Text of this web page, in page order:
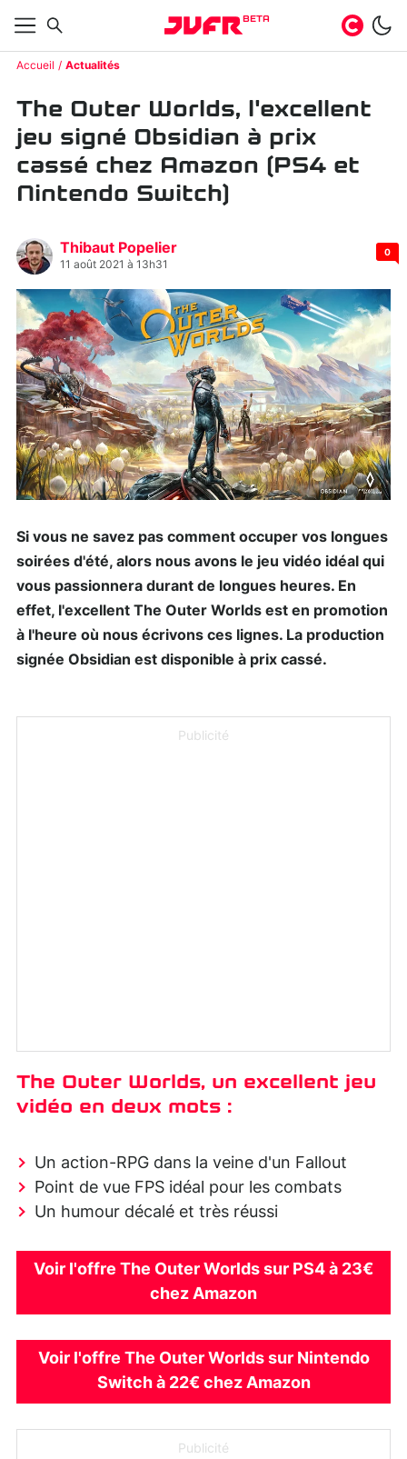
BETA
Accueil Actualités
The Outer Worlds, l'excellent
jeu signé Obsidian à prix
cassé chez Amazon (PS4 et
Nintendo Switch)
Thibaut Popelier
11 août 2021 à 13h31
0
Si vous ne savez pas comment occuper vos longues
soirées d'été, alors nous avons le jeu vidéo idéal qui
vous passionnera durant de longues heures. En
effet, l'excellent The Outer Worlds est en promotion
à l'heure où nous écrivons ces lignes. La production
signée Obsidian est disponible à prix cassé.
Publicité
The Outer Worlds, un excellent jeu
vidéo en deux mots :
Un action-RPG dans la veine d'un Fallout
Point de vue FPS idéal pour les combats
Un humour décalé et très réussi
Voir l'offre The Outer Worlds sur PS4 à 23€
chez Amazon
Voir l'offre The Outer Worlds sur Nintendo
Switch à 22€ chez Amazon
Publicité